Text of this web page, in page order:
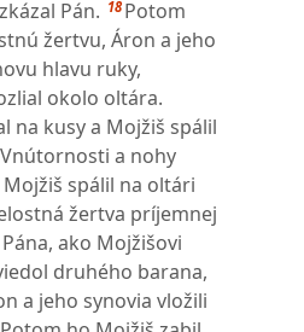
Pán. 18 Potom
žertvu, Áron a jeho
hlavu ruky,
okolo oltára.
na kusy a Mojžiš spálil
Vnútornosti a nohy
spálil na oltári
žertva príjemnej
ako Mojžišovi
druhého barana,
a jeho synovia vložili